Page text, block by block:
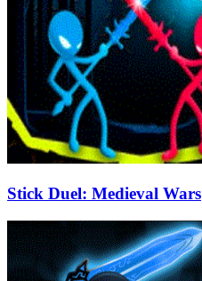
Stick Duel: Medieval Wars